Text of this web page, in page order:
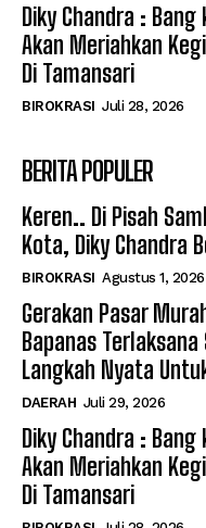
Diky Chandra :
Akan Meriahkan
Di Tamansari
BIROKRASI Juli 28, 2026
BERITA POPULER
Keren.. Di Pisah
Kota, Diky Chandra
BIROKRASI Agustus 1, 2026
Gerakan Pasar
Bapanas
Langkah Nyata
DAERAH Juli 29, 2026
Diky Chandra :
Akan Meriahkan
Di Tamansari